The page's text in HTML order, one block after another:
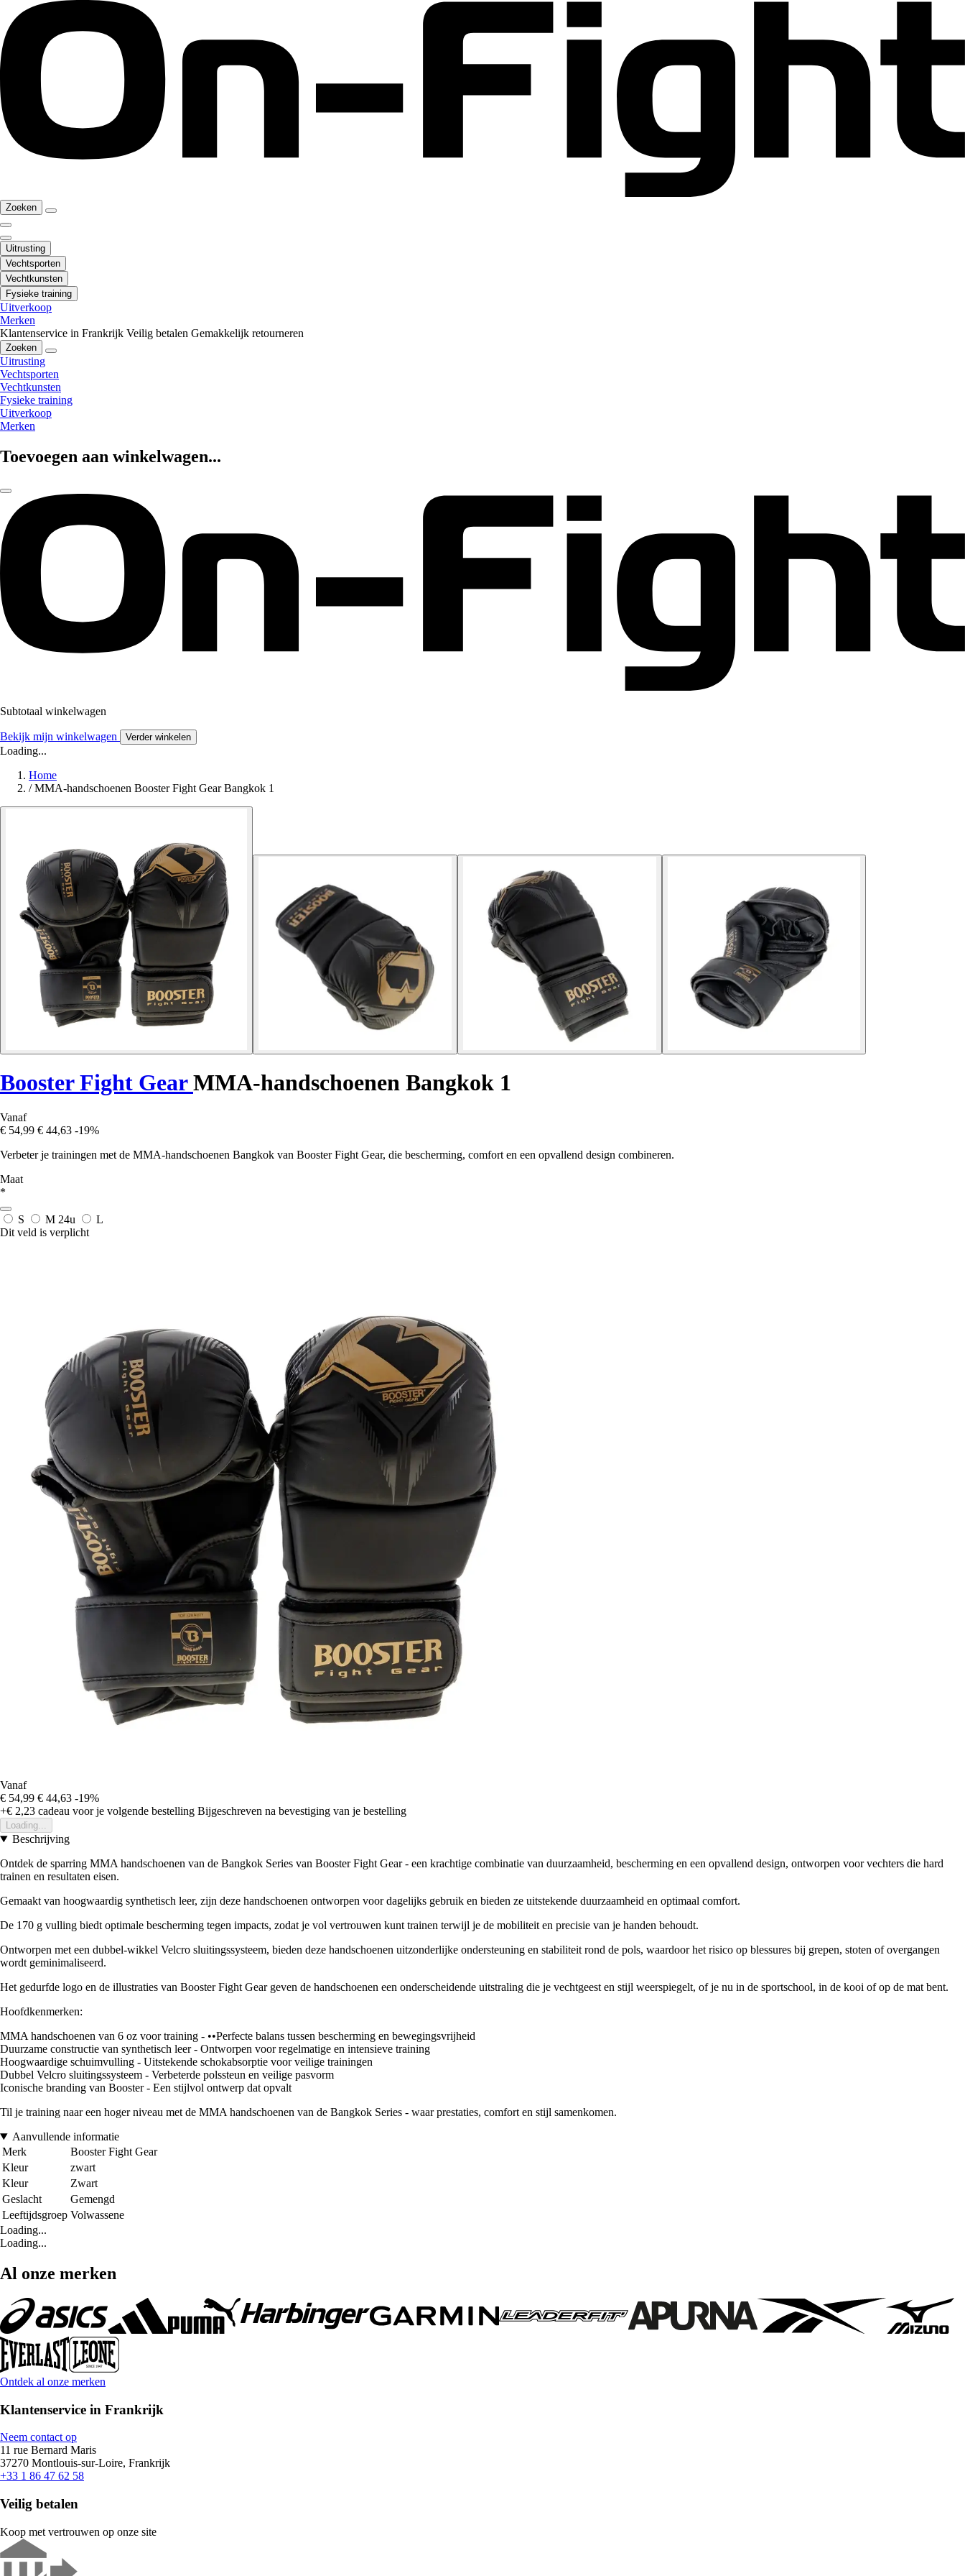
Zoeken
Uitrusting
Vechtsporten
Vechtkunsten
Fysieke training
Uitverkoop
Merken
Klantenservice in Frankrijk Veilig betalen Gemakkelijk retourneren
Zoeken
Uitrusting
Vechtsporten
Vechtkunsten
Fysieke training
Uitverkoop
Merken
Toevoegen aan winkelwagen...
Subtotaal winkelwagen
Bekijk mijn winkelwagen Verder winkelen
Loading...
Home
/ MMA-handschoenen Booster Fight Gear Bangkok 1
Booster Fight GearMMA-handschoenen Bangkok 1
Vanaf
€ 54,99 € 44,63 -19%
Verbeter je trainingen met de MMA-handschoenen Bangkok van Booster Fight Gear, die bescherming, comfort en een opvallend design combineren.
Maat
*
S M 24u
L
Dit veld is verplicht
Vanaf
€ 54,99 € 44,63 -19%
+€ 2,23 cadeau voor je volgende bestelling Bijgeschreven na bevestiging van je bestelling
Loading...
Beschrijving
Ontdek de sparring MMA handschoenen van de Bangkok Series van Booster Fight Gear - een krachtige combinatie van duurzaamheid, bescherming en een opvallend design, ontworpen voor vechters die hard
trainen en resultaten eisen.
Gemaakt van hoogwaardig synthetisch leer, zijn deze handschoenen ontworpen voor dagelijks gebruik en bieden ze uitstekende duurzaamheid en optimaal comfort.
De 170 g vulling biedt optimale bescherming tegen impacts, zodat je vol vertrouwen kunt trainen terwijl je de mobiliteit en precisie van je handen behoudt.
Ontworpen met een dubbel-wikkel Velcro sluitingssysteem, bieden deze handschoenen uitzonderlijke ondersteuning en stabiliteit rond de pols, waardoor het risico op blessures bij grepen, stoten of overgangen
wordt geminimaliseerd.
Het gedurfde logo en de illustraties van Booster Fight Gear geven de handschoenen een onderscheidende uitstraling die je vechtgeest en stijl weerspiegelt, of je nu in de sportschool, in de kooi of op de mat bent.
Hoofdkenmerken:
MMA handschoenen van 6 oz voor training - ••Perfecte balans tussen bescherming en bewegingsvrijheid
Duurzame constructie van synthetisch leer - Ontworpen voor regelmatige en intensieve training
Hoogwaardige schuimvulling - Uitstekende schokabsorptie voor veilige trainingen
Dubbel Velcro sluitingssysteem - Verbeterde polssteun en veilige pasvorm
Iconische branding van Booster - Een stijlvol ontwerp dat opvalt
Til je training naar een hoger niveau met de MMA handschoenen van de Bangkok Series - waar prestaties, comfort en stijl samenkomen.
Aanvullende informatie
Merk
Booster Fight Gear
Kleur
zwart
Kleur
Zwart
Geslacht
Gemengd
Leeftijdsgroep Volwassene
Loading...
Loading...
Al onze merken
Ontdek al onze merken
Klantenservice in Frankrijk
Neem contact op
11 rue Bernard Maris
37270 Montlouis-sur-Loire, Frankrijk
+33 1 86 47 62 58
Veilig betalen
Koop met vertrouwen op onze site